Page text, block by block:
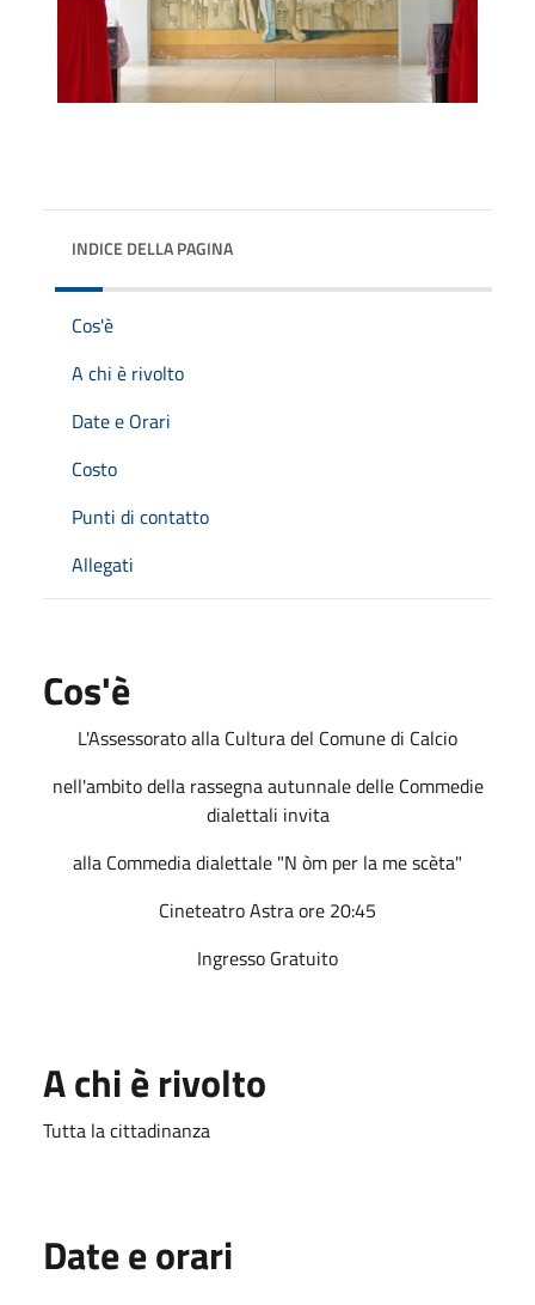
INDICE DELLA PAGINA
Cos'è
A chi è rivolto
Date e Orari
Costo
Punti di contatto
Allegati
Cos'è
L'Assessorato alla Cultura del Comune di Calcio
nell'ambito della rassegna autunnale delle Commedie
dialettali invita
alla Commedia dialettale "N òm per la me scèta"
Cineteatro Astra ore 20:45
Ingresso Gratuito
A chi è rivolto
Tutta la cittadinanza
Date e orari